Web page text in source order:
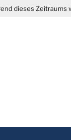
dieses Zeitraums